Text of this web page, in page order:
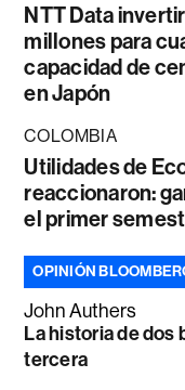
NTT Data
millones para
capacidad de
en Japón
COLOMBIA
Utilidades de
reaccionaron:
el primer
OPINIÓN
John Authers
La historia de dos
tercera